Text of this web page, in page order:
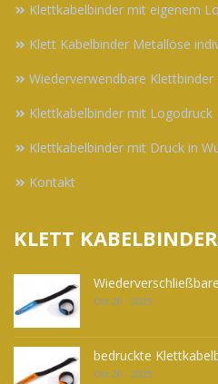
Klettkabelbinder mit eigenem
Klett Kabelbinder Metallöse
Wiederverwendbare Klettbinder
Klettkabelbinder mit Logodruck
Klettkabelbinder mit Druck in
Kontakt
KLETT
Oct 20 - 2025
bedruckte
Oct 20 - 2025